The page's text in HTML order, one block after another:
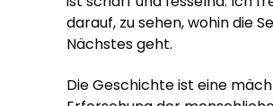
darauf, zu sehen, wohin die
Nächstes geht.
Die Geschichte ist eine